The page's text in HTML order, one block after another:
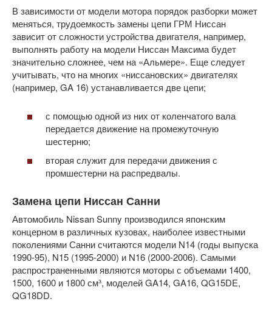
В зависимости от модели мотора порядок разборки может
меняться, трудоемкость замены цепи ГРМ Ниссан
зависит от сложности устройства двигателя, например,
выполнять работу на модели Ниссан Максима будет
значительно сложнее, чем на «Альмере». Еще следует
учитывать, что на многих «ниссановских» двигателях
(например, GA 16) устанавливается две цепи;
с помощью одной из них от коленчатого вала
передается движение на промежуточную
шестерню;
вторая служит для передачи движения с
промшестерни на распредвалы.
Замена цепи Ниссан Санни
Автомобиль Nissan Sunny производился японским
концерном в различных кузовах, наиболее известными
поколениями Санни считаются модели N14 (годы выпуска
1990-95), N15 (1995-2000) и N16 (2000-2006). Самыми
распространенными являются моторы с объемами 1400,
1500, 1600 и 1800 см³, моделей GA14, GA16, QG15DE,
QG18DD.